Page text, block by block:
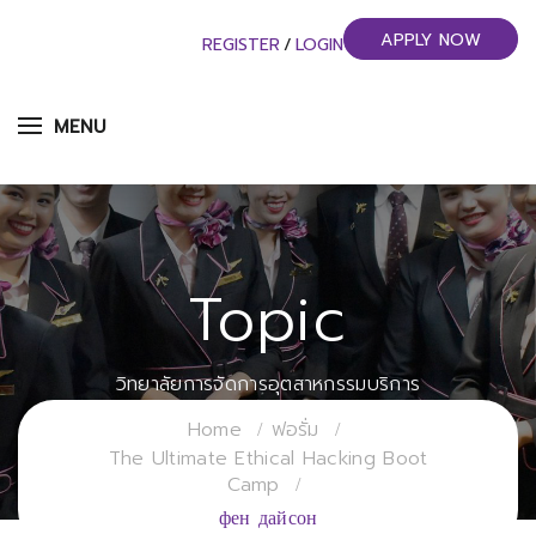
MENU
REGISTER / LOGIN APPLY NOW
Topic
วิทยาลัยการจัดการอุตสาหกรรมบริการ
มหาวิทยาลัยราชภัฏสวนสุนันทา
Home
ฟอรั่ม
The Ultimate Ethical Hacking Boot
Camp
фен дайсон